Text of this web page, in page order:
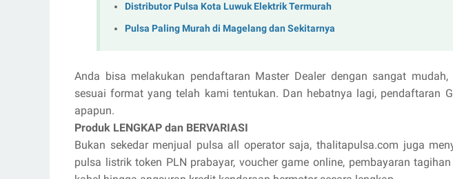
Distributor Pulsa Kota Luwuk Elektrik Termurah
Pulsa Paling Murah di Magelang dan Sekitarnya
Anda bisa melakukan pendaftaran Master Dealer dengan sangat
sesuai format yang telah kami tentukan. Dan hebatnya lagi, pendaftaran
apapun.
Produk LENGKAP dan BERVARIASI
Bukan sekedar menjual pulsa all operator saja, thalitapulsa.com juga
pulsa listrik token PLN prabayar, voucher game online, pembayaran